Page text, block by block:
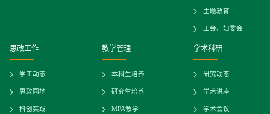
主题教育
工会、妇委会
思政工作
学工动态
思政园地
科创实践
教学管理
本科生培养
研究生培养
MPA教学
学术科研
研究动态
学术讲座
学术会议